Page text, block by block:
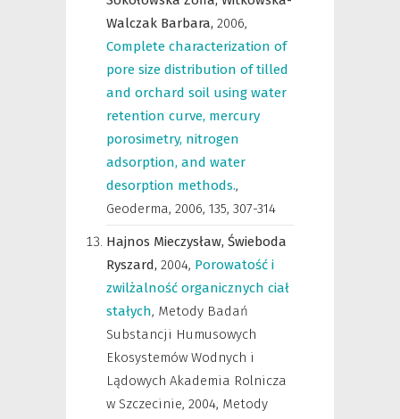
Walczak Barbara, 2006,
Complete characterization of
pore size distribution of tilled
and orchard soil using water
retention curve, mercury
porosimetry, nitrogen
adsorption, and water
desorption methods.,
Geoderma, 2006, 135, 307-314
Hajnos Mieczysław, Świeboda
Ryszard, 2004, Porowatość i
zwilżalność organicznych ciał
stałych, Metody Badań
Substancji Humusowych
Ekosystemów Wodnych i
Lądowych Akademia Rolnicza
w Szczecinie, 2004, Metody